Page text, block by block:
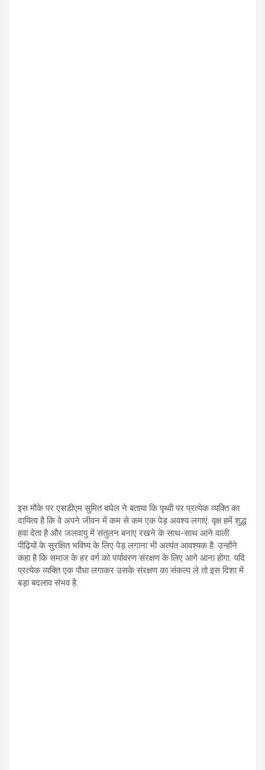
इस मौके पर एसडीएम सुमित बघेल ने बताया कि पृथ्वी पर प्रत्येक व्यक्ति का
दायित्व है कि वे अपने जीवन में कम से कम एक पेड़ अवश्य लगाएं. वृक्ष हमें शुद्ध
हवा देता है और जलवायु में संतुलन बनाए रखने के साथ-साथ आने वाली
पीढ़ियों के सुरक्षित भविष्य के लिए पेड़ लगाना भी अत्यंत आवश्यक है. उन्होंने
कहा है कि समाज के हर वर्ग को पर्यावरण संरक्षण के लिए आगे आना होगा. यदि
प्रत्येक व्यक्ति एक पौधा लगाकर उसके संरक्षण का संकल्प ले तो इस दिशा में
बड़ा बदलाव संभव है.